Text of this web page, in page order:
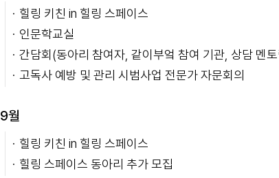
힐링 키친 in 힐링 스페이스
인문학교실
간담회(동아리 참여자, 같이부엌 참여 기관, 상담 멘
고독사 예방 및 관리 시범사업 전문가 자문회의
9월
힐링 키친 in 힐링 스페이스
힐링 스페이스 동아리 추가 모집